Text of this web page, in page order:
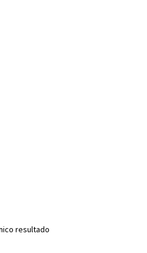
resultado